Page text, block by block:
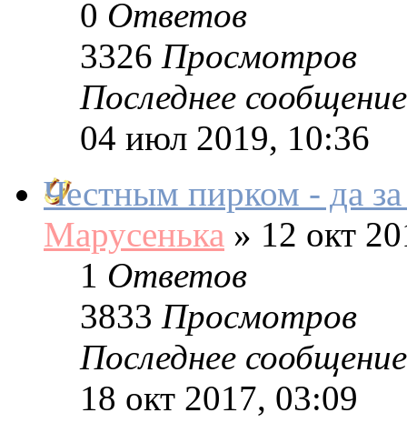
0 Ответов
3326 Просмотров
Последнее сообщение
04 июл 2019, 10:36
Честным пирком - да за
Марусенька » 12 окт
1 Ответов
3833 Просмотров
Последнее сообщение
18 окт 2017, 03:09